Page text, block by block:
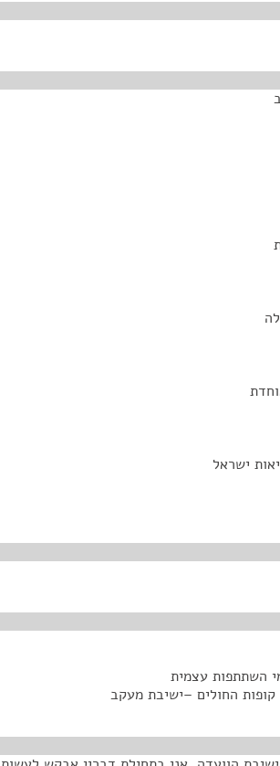
ישראל
השתתפות עצמית
קופות החולים –ישיבת מעקב